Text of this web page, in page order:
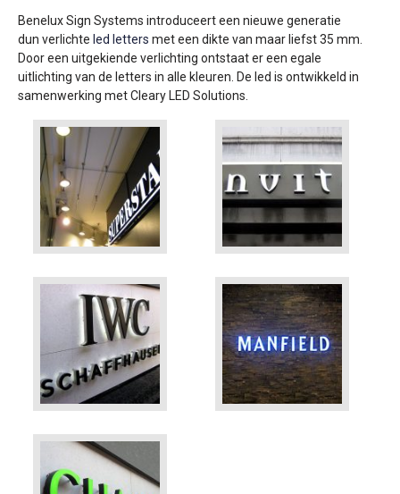
Benelux Sign Systems introduceert een nieuwe generatie
dun verlichte led letters met een dikte van maar liefst 35 mm.
Door een uitgekiende verlichting ontstaat er een egale
uitlichting van de letters in alle kleuren. De led is ontwikkeld in
samenwerking met Cleary LED Solutions.